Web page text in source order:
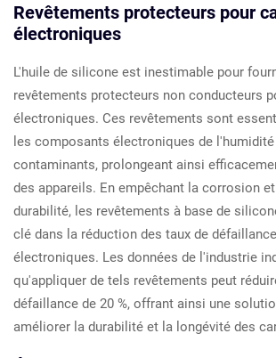
Revêtements protecteurs pour
électroniques
L'huile de silicone est inestimable pour
revêtements protecteurs non conducteurs
électroniques. Ces revêtements sont
les composants électroniques de
contaminants, prolongeant ainsi
des appareils. En empêchant la corrosion
durabilité, les revêtements à base de
clé dans la réduction des taux de
électroniques. Les données de l'industrie
qu'appliquer de tels revêtements peut
défaillance de 20 %, offrant ainsi une
améliorer la durabilité et la longévité des